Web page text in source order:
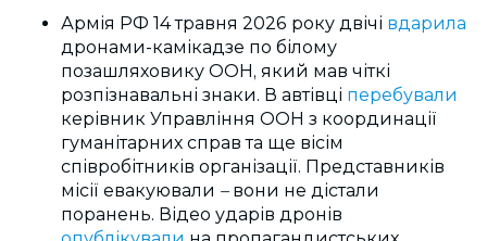
Армія РФ 14 травня 2026 року двічі вдарила
дронами-камікадзе по білому
позашляховику ООН, який мав чіткі
розпізнавальні знаки. В автівці перебували
керівник Управління ООН з координації
гуманітарних справ та ще вісім
співробітників організації. Представників
місії евакуювали –вони не дістали
поранень. Відео ударів дронів